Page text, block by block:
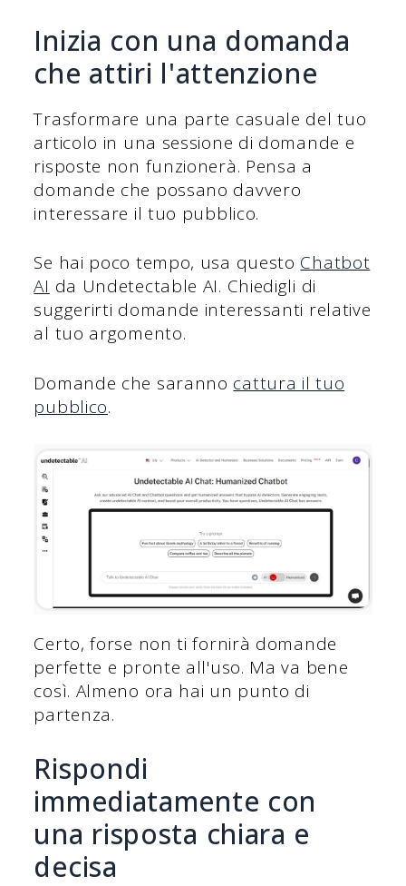
Inizia con una domanda
che attiri l'attenzione
Trasformare una parte casuale del tuo
articolo in una sessione di domande e
risposte non funzionerà. Pensa a
domande che possano davvero
interessare il tuo pubblico.
Se hai poco tempo, usa questo Chatbot
AI da Undetectable AI. Chiedigli di
suggerirti domande interessanti relative
al tuo argomento.
Domande che saranno cattura il tuo
pubblico.
Certo, forse non ti fornirà domande
perfette e pronte all'uso. Ma va bene
così. Almeno ora hai un punto di
partenza.
Rispondi
immediatamente con
una risposta chiara e
decisa